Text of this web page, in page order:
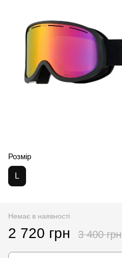
Розмір
L
Немає в наявності
2 720 грн 3 400 грн